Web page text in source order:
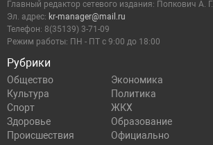
Рубрики
Общество
Экономика
Культура
Политика
Спорт
ЖКХ
Здоровье
Образование
Происшествия
Официально
Главный редактор сетевого издания: Попкович А. Г.
Эл. адрес: kr-manager@mail.ru
Телефон: 8(35139) 3-71-09
Режим работы: ПН - ПТ с 9:00 до 18:00